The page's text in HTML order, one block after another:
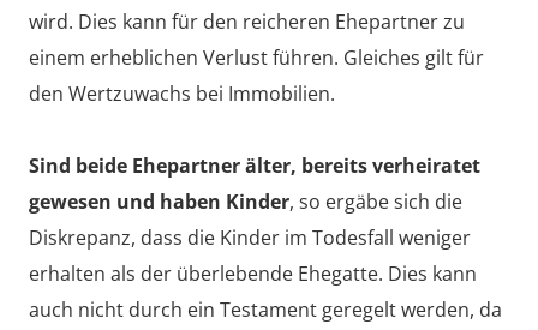
wird. Dies kann für den reicheren Ehepartner zu
einem erheblichen Verlust führen. Gleiches gilt für
den Wertzuwachs bei Immobilien.
Sind beide Ehepartner älter, bereits verheiratet
gewesen und haben Kinder, so ergäbe sich die
Diskrepanz, dass die Kinder im Todesfall weniger
erhalten als der überlebende Ehegatte. Dies kann
auch nicht durch ein Testament geregelt werden, da